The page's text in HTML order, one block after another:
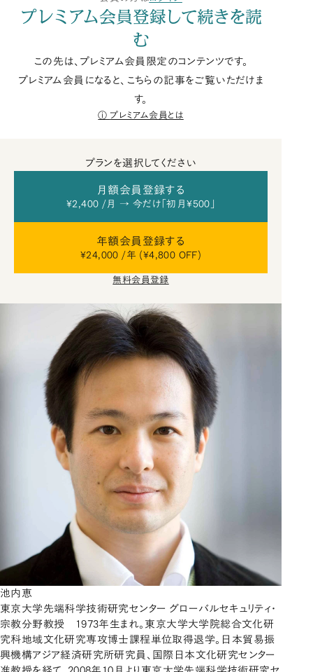
プレミアム会員登録して続きを読
む
この先は、プレミアム会員限定のコンテンツです。
プレミアム会員になると、こちらの記事をご覧いただけま
す。
プレミアム会員とは
プランを選択してください
月額会員登録する
¥2,400 /月 → 今だけ「初月¥500」
年額会員登録する
¥24,000 /年 (¥4,800 OFF)
無料会員登録
池内恵
東京大学先端科学技術研究センター グローバルセキュリティ・
宗教分野教授 1973年生まれ。東京大学大学院総合文化研
究科地域文化研究専攻博士課程単位取得退学。日本貿易振
興機構アジア経済研究所研究員、国際日本文化研究センター